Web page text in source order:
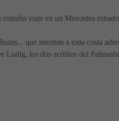
viaje en un Mercedes
que intentan a toda costa
los dos acólitos del